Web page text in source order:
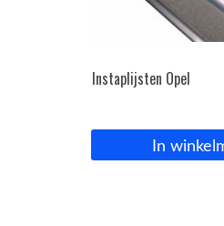
Instaplijsten Opel
In